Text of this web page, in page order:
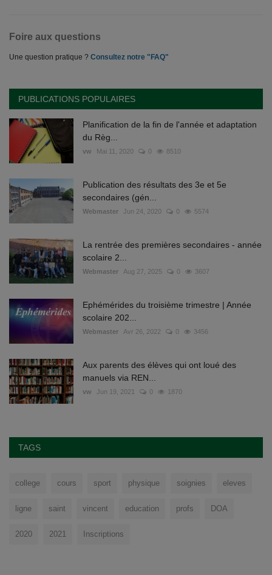
Foire aux questions
Une question pratique ? Consultez notre "FAQ"
PUBLICATIONS POPULAIRES
Planification de la fin de l'année et adaptation
du Règ...
vw Mai 11, 2020 0 8510
Publication des résultats des 3e et 5e
secondaires (gén...
Webmaster Jun 24, 2020 0 5574
La rentrée des premières secondaires - année
scolaire 2...
Webmaster Aug 27, 2025 0 3607
Ephémérides du troisième trimestre | Année
scolaire 202...
Webmaster Avr 26, 2022 0 3456
Aux parents des élèves qui ont loué des
manuels via REN...
vw Jun 19, 2021 0 1870
TAGS
college cours sport physique soignies eleves
ligne saint vincent education profs DOA
2020 2021 Inscriptions